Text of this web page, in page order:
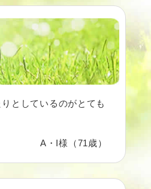
としているのがとても
A・I様（71歳）